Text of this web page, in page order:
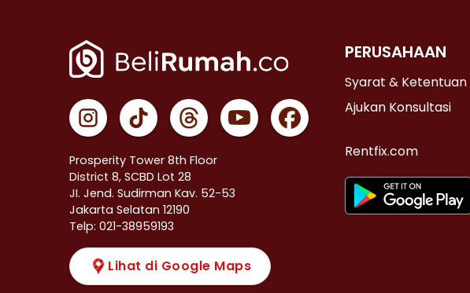
Prosperity Tower 8th Floor
District 8, SCBD Lot 28
JI. Jend. Sudirman Kav. 52-53
Jakarta Selatan 12190
Telp: 021-38959193
Lihat di Google Maps
PERUSAHAAN
Syarat & Ketentuan
Ajukan Konsultasi
Rentfix.com